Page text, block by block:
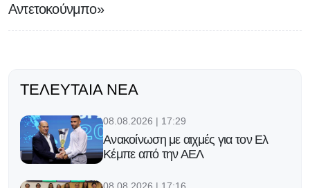
Αντετοκούνμπο»
ΤΕΛΕΥΤΑΊΑ ΝΈΑ
08.08.2026 | 17:29
Ανακοίνωση με αιχμές για τον Ελ
Κέμπε από την ΑΕΛ
08.08.2026 | 17:16